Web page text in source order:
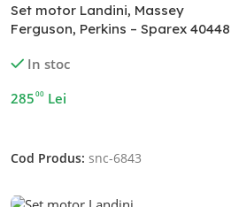
Set motor Landini, Massey
Ferguson, Perkins – Sparex 40448
In stoc
28500 Lei
Cod Produs: snc-6843